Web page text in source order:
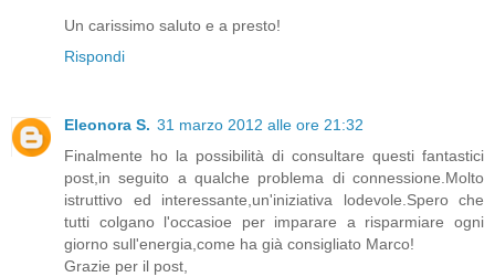
Un carissimo saluto e a presto!
Rispondi
Eleonora S. 31 marzo 2012 alle ore 21:32
Finalmente ho la possibilità di consultare questi fantastici
post,in seguito a qualche problema di connessione.Molto
istruttivo ed interessante,un'iniziativa lodevole.Spero che
tutti colgano l'occasioe per imparare a risparmiare ogni
giorno sull'energia,come ha già consigliato Marco!
Grazie per il post,